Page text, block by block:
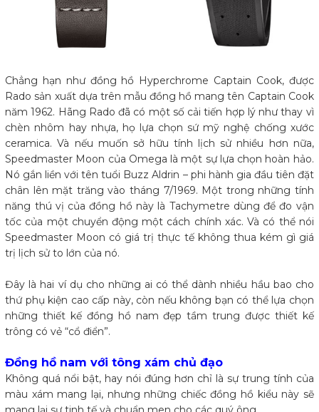
Chẳng hạn như đồng hồ Hyperchrome Captain Cook, được
Rado sản xuất dựa trên mẫu đồng hồ mang tên Captain Cook
năm 1962. Hãng Rado đã có một số cải tiến hợp lý như thay vì
chèn nhôm hay nhựa, họ lựa chọn sứ mỹ nghệ chống xước
ceramica. Và nếu muốn sở hữu tính lịch sử nhiều hơn nữa,
Speedmaster Moon của Omega là một sự lựa chọn hoàn hảo.
Nó gắn liền với tên tuổi Buzz Aldrin – phi hành gia đầu tiên đặt
chân lên mặt trăng vào tháng 7/1969. Một trong những tính
năng thú vị của đồng hồ này là Tachymetre dùng để đo vận
tốc của một chuyển động một cách chính xác. Và có thể nói
Speedmaster Moon có giá trị thực tế không thua kém gì giá
trị lịch sử to lớn của nó.
Đây là hai ví dụ cho những ai có thể dành nhiều hầu bao cho
thứ phụ kiện cao cấp này, còn nếu không bạn có thể lựa chọn
những thiết kế đồng hồ nam đẹp tầm trung được thiết kế
trông có vẻ “cổ điển”.
Đồng hồ nam với tông xám chủ đạo
Không quá nổi bật, hay nói đúng hơn chỉ là sự trung tính của
màu xám mang lại, nhưng những chiếc đồng hồ kiểu này sẽ